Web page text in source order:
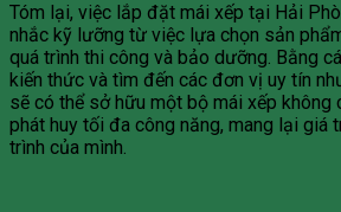
Tóm lại, việc lắp đặt mái xếp tại Hải
nhắc kỹ lưỡng từ việc lựa chọn sản
quá trình thi công và bảo dưỡng. Bằng
kiến thức và tìm đến các đơn vị uy tín
sẽ có thể sở hữu một bộ mái xếp không
phát huy tối đa công năng, mang lại giá
trình của mình.